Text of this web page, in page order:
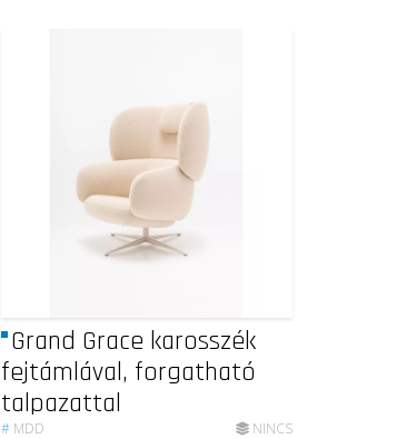
Grand Grace karosszék
fejtámlával, forgatható
talpazattal
# MDD NINCS